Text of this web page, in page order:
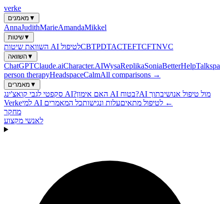
verke
מאמנים ▼
AnnaJudithMarieAmandaMikkel
שיטות▼
השוואת שיטות AI לטיפולCBTPDTACTEFTCFTNVC
השוואה▼
ChatGPTClaude.aiCharacter.AIWysaReplikaSoniaBetterHelp
person therapyHeadspaceCalmAll comparisons →
מאמרים ▼
סקפטי לגבי קואצ'ינג AI? האם אימון AI בטוח? AI מול טיפול אנושיבתוך
Verke
למי AI לטיפול מתאיםעלות ונגישות
כל המאמרים ←
מחקר
לאנשי מקצוע